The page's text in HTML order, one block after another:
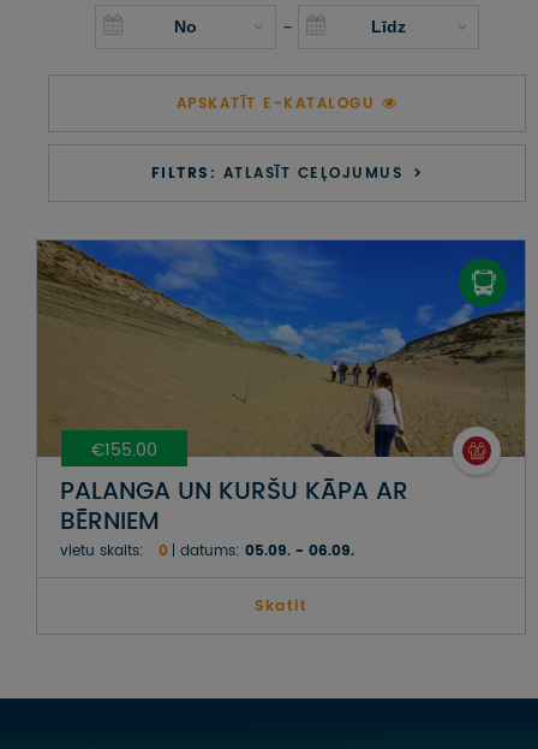
UZŅEMOŠAIS TŪRISMS
IMPRO KONKURSI
PIRMSLĪGUMA INFORMĀCIJA, KLIENTA LĪGUMS,
CEĻOJUMU APDROŠINĀŠANA
VĪZU ANKETAS
PIEMIŅAS ISTABA
IMPRO PRIVĀTUMA POLITIKA
Seko mums:
-
APSKATĪT E-KATALOGU
FILTRS: ATLASĪT CEĻOJUMUS
€155.00
PALANGA UN KURŠU KĀPA AR
BĒRNIEM
vietu skaits: 0 datums: 05.09. - 06.09.
Skatit